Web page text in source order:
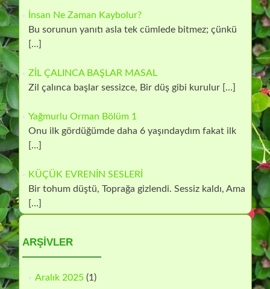
İnsan Ne Zaman Kaybolur?
Bu sorunun yanıtı asla tek cümlede bitmez; çünkü
[…]
ZİL ÇALINCA BAŞLAR MASAL
Zil çalınca başlar sessizce, Bir düş gibi kurulur […]
Yağmurlu Orman Bölüm 1
Onu ilk gördüğümde daha 6 yaşındaydım fakat ilk
[…]
KÜÇÜK EVRENİN SESLERİ
Bir tohum düştü, Toprağa gizlendi. Sessiz kaldı, Ama
[…]
ARŞIVLER
Aralık 2025 (1)